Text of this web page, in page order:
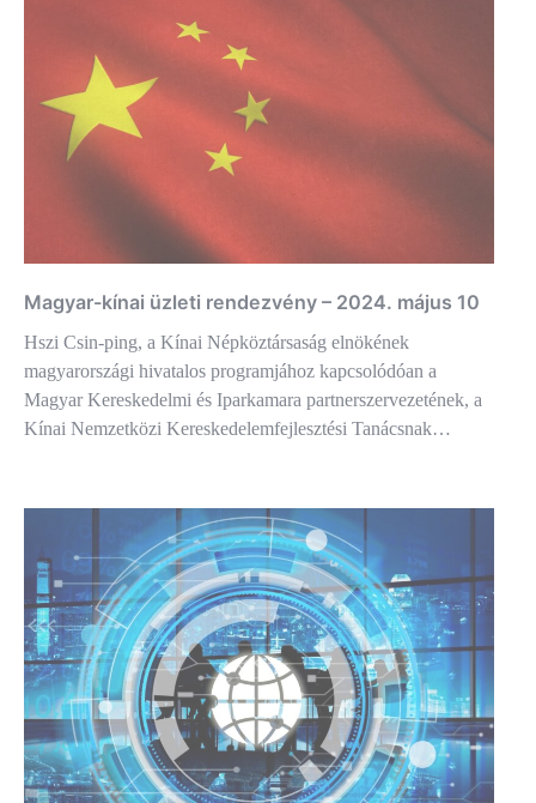
Magyar-kínai üzleti rendezvény – 2024. május 10
Hszi Csin-ping, a Kínai Népköztársaság elnökének
magyarországi hivatalos programjához kapcsolódóan a
Magyar Kereskedelmi és Iparkamara partnerszervezetének, a
Kínai Nemzetközi Kereskedelemfejlesztési Tanácsnak…